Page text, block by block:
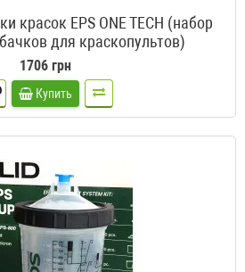
красок EPS ONE TECH (набор
для краскопультов)
1706 грн
Купить